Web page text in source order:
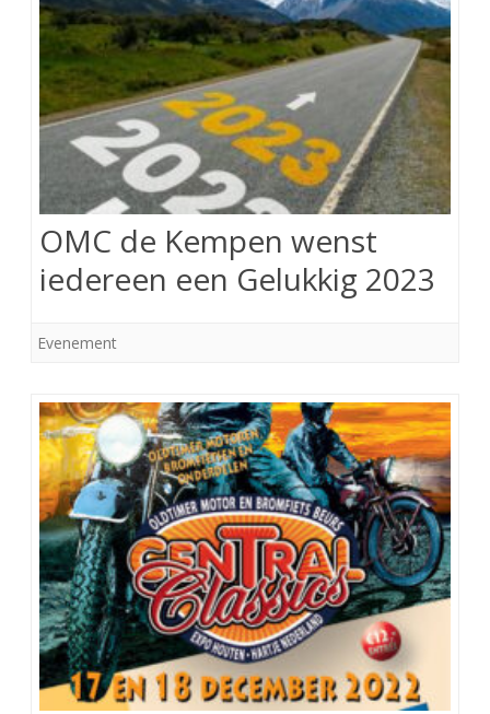
OMC de Kempen wenst
iedereen een Gelukkig 2023
Evenement